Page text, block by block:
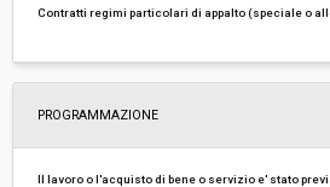
Contratti regimi particolari di appalto (speciale o
PROGRAMMAZIONE
Il lavoro o l'acquisto di bene o servizio e' stato